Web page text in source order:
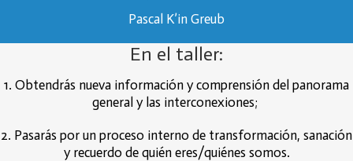
Pascal K’in Greub
En el taller:
1. Obtendrás nueva información y comprensión del panorama
general y las interconexiones;
2. Pasarás por un proceso interno de transformación, sanación
y recuerdo de quién eres/quiénes somos.